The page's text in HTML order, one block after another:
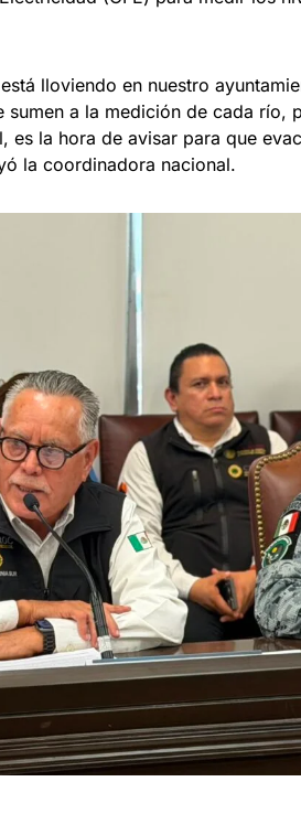
lloviendo en nuestro
sumen a la medición de cada río,
es la hora de avisar para que
la coordinadora nacional.